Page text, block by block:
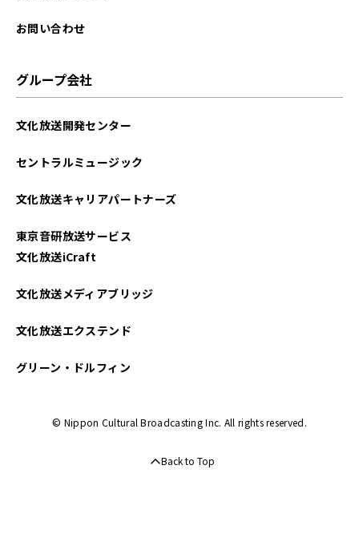
お問い合わせ
グループ会社
文化放送開発センター
セントラルミュージック
文化放送キャリアパートナーズ
東京音研放送サービス
文化放送iCraft
文化放送メディアブリッジ
文化放送エクステンド
グリーン・ドルフィン
© Nippon Cultural Broadcasting Inc. All rights reserved.
Back to Top